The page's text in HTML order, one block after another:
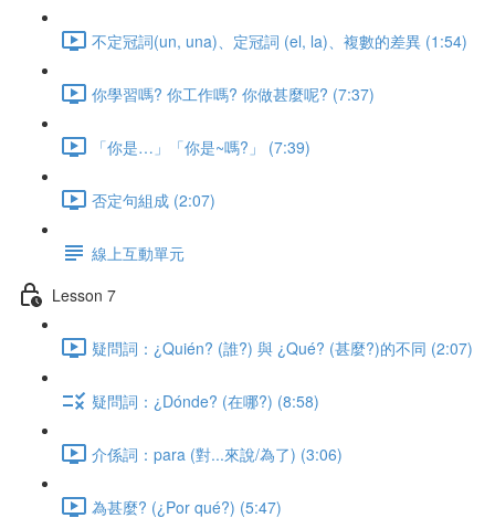
不定冠詞(un, una)、定冠詞 (el, la)、複數的差異 (1:54)
你學習嗎? 你工作嗎? 你做甚麼呢? (7:37)
「你是…」「你是~嗎?」 (7:39)
否定句組成 (2:07)
線上互動單元
Lesson 7
疑問詞：¿Quién? (誰?) 與 ¿Qué? (甚麼?)的不同 (2:07)
疑問詞：¿Dónde? (在哪?) (8:58)
介係詞：para (對...來說/為了) (3:06)
為甚麼? (¿Por qué?) (5:47)